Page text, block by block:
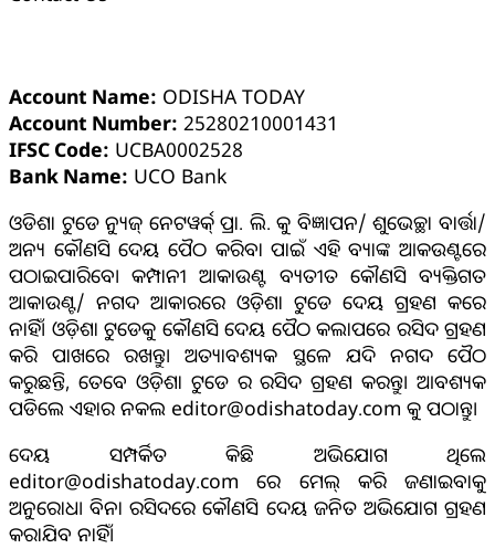
Account Name: ODISHA TODAY
Account Number: 25280210001431
IFSC Code: UCBA0002528
Bank Name: UCO Bank
ଓଡିଶା ଟୁଡେ ନ୍ୟୁଜ୍ ନେଟୱର୍କ୍ ପ୍ରା. ଲି. କୁ ବିଜ୍ଞାପନ/ ଶୁଭେଚ୍ଛା ବାର୍ତ୍ତା/
ଅନ୍ୟ କୌଣସି ଦେୟ ପୈଠ କରିବା ପାଇଁ ଏହି ବ୍ୟାଙ୍କ ଆକଉଣ୍ଟରେ
ପଠାଇପାରିବେ। କମ୍ପାନୀ ଆକାଉଣ୍ଟ ବ୍ୟତୀତ କୌଣସି ବ୍ୟକ୍ତିଗତ
ଆକାଉଣ୍ଟ/ ନଗଦ ଆକାରରେ ଓଡ଼ିଶା ଟୁଡେ ଦେୟ ଗ୍ରହଣ କରେ
ନାହିଁ। ଓଡ଼ିଶା ଟୁଡେକୁ କୌଣସି ଦେୟ ପୈଠ କଲାପରେ ରସିଦ ଗ୍ରହଣ
କରି ପାଖରେ ରଖନ୍ତୁ। ଅତ୍ୟାବଶ୍ୟକ ସ୍ଥଳେ ଯଦି ନଗଦ ପୈଠ
କରୁଛନ୍ତି, ତେବେ ଓଡ଼ିଶା ଟୁଡେ ର ରସିଦ ଗ୍ରହଣ କରନ୍ତୁ। ଆବଶ୍ୟକ
ପଡିଲେ ଏହାର ନକଲ editor@odishatoday.com କୁ ପଠାନ୍ତୁ।
ଦେୟ ସମ୍ପର୍କିତ କିଛି ଅଭିଯୋଗ ଥିଲେ
editor@odishatoday.com ରେ ମେଲ୍ କରି ଜଣାଇବାକୁ
ଅନୁରୋଧ। ବିନା ରସିଦରେ କୌଣସି ଦେୟ ଜନିତ ଅଭିଯୋଗ ଗ୍ରହଣ
କରାଯିବ ନାହିଁ।